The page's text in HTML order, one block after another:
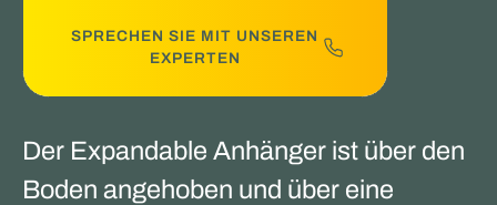
SPRECHEN SIE MIT UNSEREN
EXPERTEN
Der Expandable Anhänger ist über den
Boden angehoben und über eine